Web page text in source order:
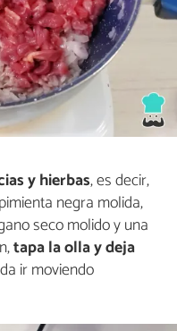
y hierbas, es decir,
negra molida,
seco molido y una
tapala olla y deja
ir moviendo